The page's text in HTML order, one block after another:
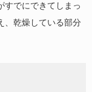
すでにできてしまっ
、乾燥している部分